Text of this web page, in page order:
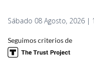
Sábado 08 Agosto, 2026 |
Seguimos criterios de